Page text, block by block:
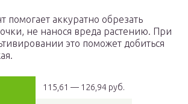
помогает аккуратно обрезать
не нанося вреда растению. При
это поможет добиться
115,61 — 126,94 руб.